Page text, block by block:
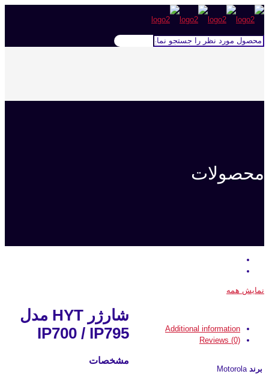
محصولات
نمایش همه
شارژر HYT مدل
IP700 / IP795
مشخصات
Additional information
Reviews (0)
برند Motorola